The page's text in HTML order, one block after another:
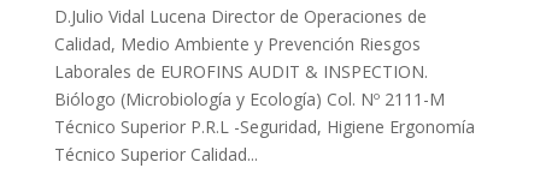
D.Julio Vidal Lucena Director de Operaciones de
Calidad, Medio Ambiente y Prevención Riesgos
Laborales de EUROFINS AUDIT & INSPECTION.
Biólogo (Microbiología y Ecología) Col. Nº 2111-M
Técnico Superior P.R.L -Seguridad, Higiene Ergonomía
Técnico Superior Calidad...